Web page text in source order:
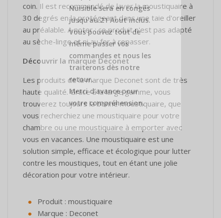
coin. Il est recommandé de laver la moustiquaire à
30 degrés en la protégeant dans une taie d'oreiller
au préalable. A noter : ce produit n'est pas adapté
au sèche-linge et ni au fer à repasser.
Découvrir la marque Deconet
Les produits de la marque Deconet sont de très
haute qualité. Grâce à la large gamme, vous
trouverez toujours la bonne moustiquaire, que
vous recherchiez une moustiquaire pour votre
chambre ou une moustiquaire à emporter avec
vous en vacances. Une moustiquaire est une
solution simple, efficace et écologique pour lutter
contre les moustiques, tout en étant une jolie
décoration pour votre intérieur.
Produit : moustiquaire
Marque : Deconet
Nuisible sera en congés
jusqu'au 21 Aout inclus.
Vous pouvez tout de
même passer vos
commandes et nous les
traiterons dès notre
retour.
Merci d'avance pour
votre compréhension.